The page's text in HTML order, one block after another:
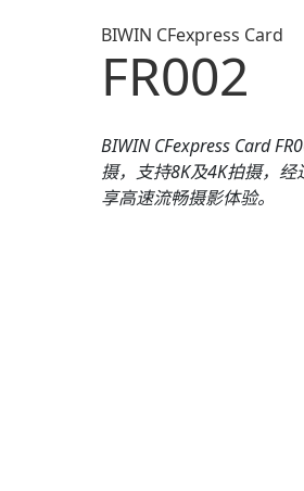
BIWIN CFexpress Card
FR002
BIWIN CFexpress Card
摄，支持8K及4K拍摄，
享高速流畅摄影体验。